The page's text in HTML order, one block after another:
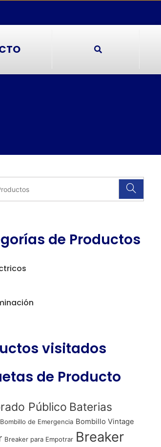
de Productos
visitados
de Producto
Público Baterias
Bombillo de Emergencia Bombillo Vintage
Breaker para Empotrar Breaker